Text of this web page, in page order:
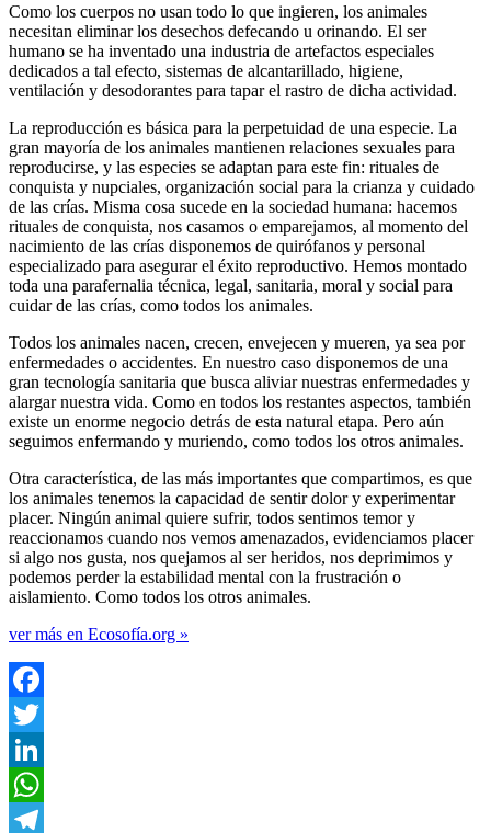
Como los cuerpos no usan todo lo que ingieren, los animales
necesitan eliminar los desechos defecando u orinando. El ser
humano se ha inventado una industria de artefactos especiales
dedicados a tal efecto, sistemas de alcantarillado, higiene,
ventilación y desodorantes para tapar el rastro de dicha actividad.
La reproducción es básica para la perpetuidad de una especie. La
gran mayoría de los animales mantienen relaciones sexuales para
reproducirse, y las especies se adaptan para este fin: rituales de
conquista y nupciales, organización social para la crianza y cuidado
de las crías. Misma cosa sucede en la sociedad humana: hacemos
rituales de conquista, nos casamos o emparejamos, al momento del
nacimiento de las crías disponemos de quirófanos y personal
especializado para asegurar el éxito reproductivo. Hemos montado
toda una parafernalia técnica, legal, sanitaria, moral y social para
cuidar de las crías, como todos los animales.
Todos los animales nacen, crecen, envejecen y mueren, ya sea por
enfermedades o accidentes. En nuestro caso disponemos de una
gran tecnología sanitaria que busca aliviar nuestras enfermedades y
alargar nuestra vida. Como en todos los restantes aspectos, también
existe un enorme negocio detrás de esta natural etapa. Pero aún
seguimos enfermando y muriendo, como todos los otros animales.
Otra característica, de las más importantes que compartimos, es que
los animales tenemos la capacidad de sentir dolor y experimentar
placer. Ningún animal quiere sufrir, todos sentimos temor y
reaccionamos cuando nos vemos amenazados, evidenciamos placer
si algo nos gusta, nos quejamos al ser heridos, nos deprimimos y
podemos perder la estabilidad mental con la frustración o
aislamiento. Como todos los otros animales.
ver más en Ecosofía.org »
Facebook
Twitter
LinkedIn
WhatsApp